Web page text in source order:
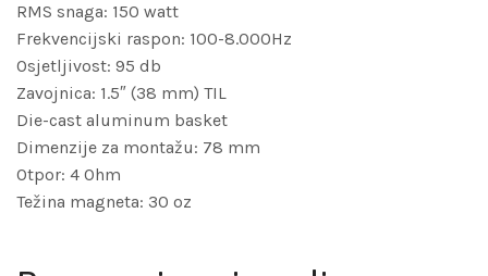
RMS snaga: 150 watt
Frekvencijski raspon: 100-8.000Hz
Osjetljivost: 95 db
Zavojnica: 1.5″ (38 mm) TIL
Die-cast aluminum basket
Dimenzije za montažu: 78 mm
Otpor: 4 Ohm
Težina magneta: 30 oz